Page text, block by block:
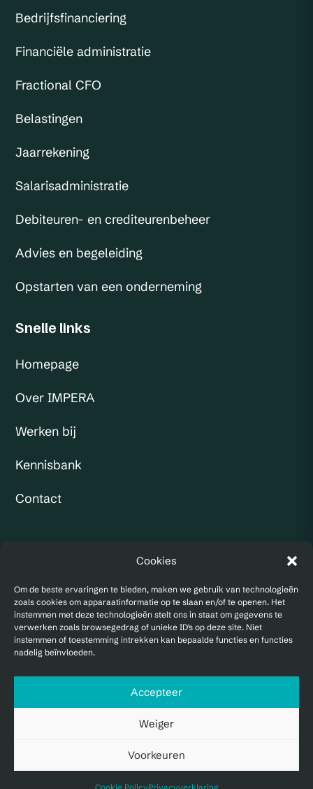
Cookies
Om de beste ervaringen te bieden, maken we gebruik van technologieën
zoals cookies om apparaatinformatie op te slaan en/of te openen. Het
instemmen met deze technologieën stelt ons in staat om gegevens te
verwerken zoals browsegedrag of unieke ID's op deze site. Niet
instemmen of toestemming intrekken kan bepaalde functies en functies
nadelig beïnvloeden.
Accepteer
Weiger
Voorkeuren
Bedrijfsfinanciering
Financiële administratie
Fractional CFO
Belastingen
Jaarrekening
Salarisadministratie
Debiteuren- en crediteurenbeheer
Advies en begeleiding
Opstarten van een onderneming
Snelle links
Homepage
Over IMPERA
Werken bij
Kennisbank
Contact
NL867940220B01
Privacy statement|Cookie policy